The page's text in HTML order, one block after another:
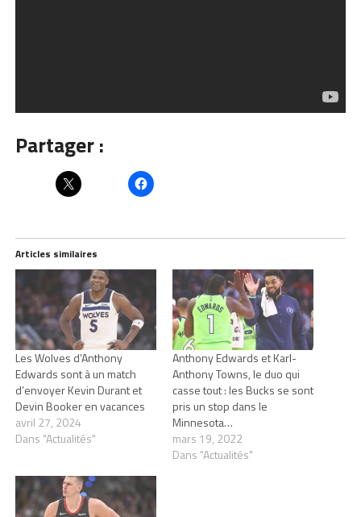
Partager :
Articles similaires
Les Wolves d’Anthony
Edwards sont à un match
d’envoyer Kevin Durant et
Devin Booker en vacances
avril 27, 2024
Dans "Actualités"
Anthony Edwards et Karl-
Anthony Towns, le duo qui
casse tout : les Bucks se sont
pris un stop dans le
Minnesota…
mars 19, 2022
Dans "Actualités"